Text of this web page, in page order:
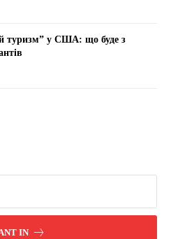
туризм” у США: що буде з
IN